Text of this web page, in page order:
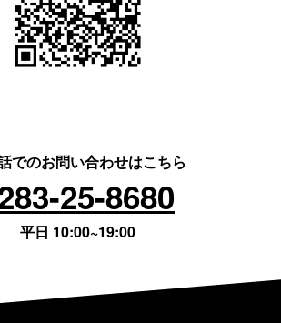
でのお問い合わせはこちら
25-8680
平日 10:00~19:00